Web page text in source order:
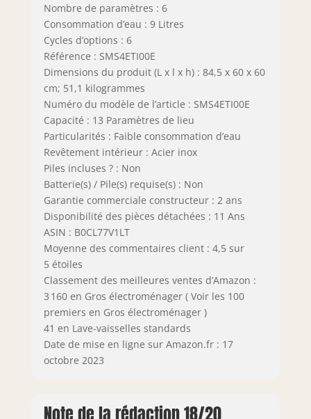
Nombre de paramètres : 6
Consommation d’eau : 9 Litres
Cycles d’options : 6
Référence : SMS4ETI00E
Dimensions du produit (L x l x h) : 84,5 x 60 x 60
cm; 51,1 kilogrammes
Numéro du modèle de l’article : SMS4ETI00E
Capacité : 13 Paramètres de lieu
Particularités : Faible consommation d’eau
Revêtement intérieur : Acier inox
Piles incluses ? : Non
Batterie(s) / Pile(s) requise(s) : Non
Garantie commerciale constructeur : 2 ans
Disponibilité des pièces détachées : 11 Ans
ASIN : B0CL77V1LT
Moyenne des commentaires client : 4,5 sur
5 étoiles
Classement des meilleures ventes d’Amazon :
3 160 en Gros électroménager ( Voir les 100
premiers en Gros électroménager )
41 en Lave-vaisselles standards
Date de mise en ligne sur Amazon.fr : 17
octobre 2023